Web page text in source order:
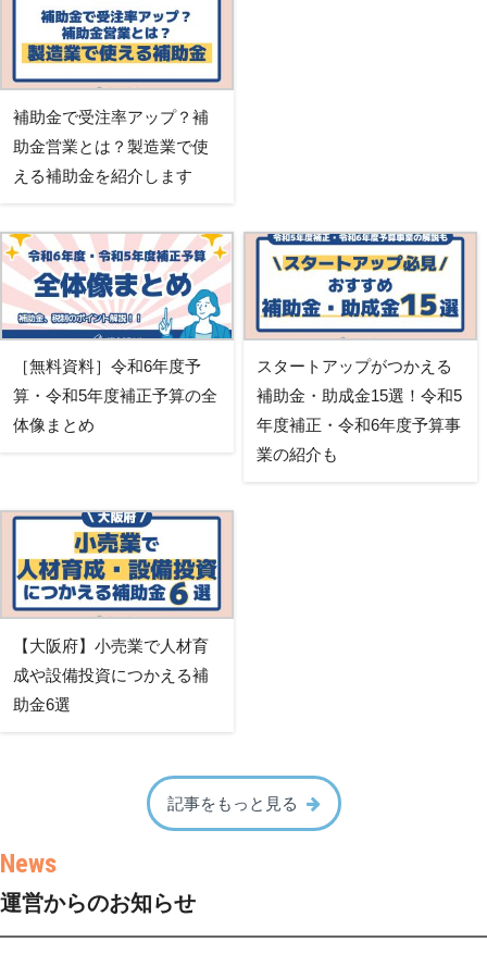
補助金で受注率アップ？補
助金営業とは？製造業で使
える補助金を紹介します
［無料資料］令和6年度予
算・令和5年度補正予算の全
体像まとめ
スタートアップがつかえる
補助金・助成金15選！令和5
年度補正・令和6年度予算事
業の紹介も
【大阪府】小売業で人材育
成や設備投資につかえる補
助金6選
記事をもっと見る
運営からのお知らせ